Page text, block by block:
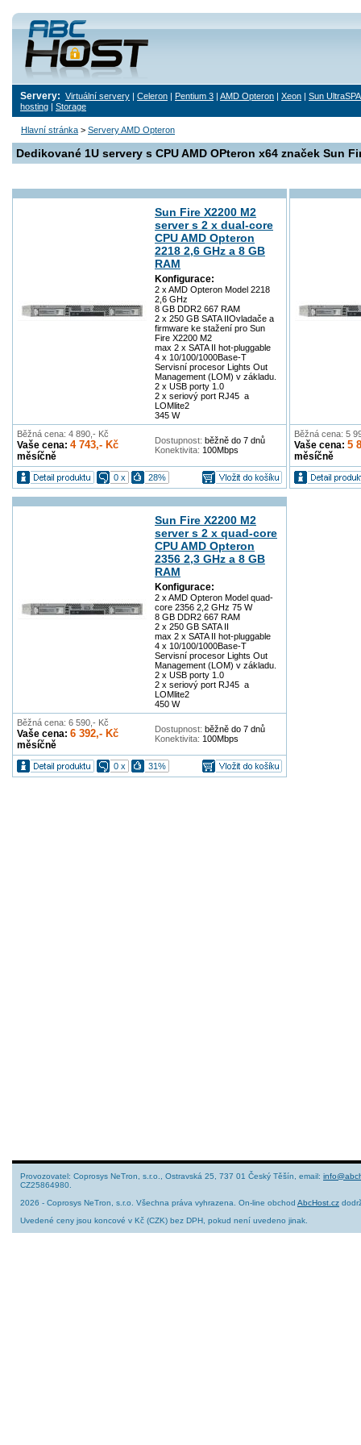
Servery: Virtuální servery | Celeron | Pentium 3 | AMD Opteron | Xeon | Sun
hosting | Storage
Hlavní stránka > Servery AMD Opteron
Dedikované 1U servery s CPU AMD OPteron x64 značek Sun
Sun Fire X2200 M2
server s 2 x dual-core
CPU AMD Opteron
2218 2,6 GHz a 8 GB
RAM
Konfigurace:
2 x AMD Opteron Model 2218
2,6 GHz
8 GB DDR2 667 RAM
2 x 250 GB SATA IIOvladače a
firmware ke stažení pro Sun
Fire X2200 M2
max 2 x SATA II hot-pluggable
4 x 10/100/1000Base-T
Servisní procesor Lights Out
Management (LOM) v základu.
2 x USB porty 1.0
2 x seriový port RJ45 a
LOMlite2
345 W
Běžná cena: 4 890,- Kč
Vaše cena: 4 743,- Kč
měsíčně
Dostupnost: běžně do 7 dnů
Konektivita: 100Mbps
Běžná cena: 5
Vaše cena: 5
měsíčně
0 x 28%
Sun Fire X2200 M2
server s 2 x quad-core
CPU AMD Opteron
2356 2,3 GHz a 8 GB
RAM
Konfigurace:
2 x AMD Opteron Model quad-
core 2356 2,2 GHz 75 W
8 GB DDR2 667 RAM
2 x 250 GB SATA II
max 2 x SATA II hot-pluggable
4 x 10/100/1000Base-T
Servisní procesor Lights Out
Management (LOM) v základu.
2 x USB porty 1.0
2 x seriový port RJ45 a
LOMlite2
450 W
Běžná cena: 6 590,- Kč
Vaše cena: 6 392,- Kč
měsíčně
Dostupnost: běžně do 7 dnů
Konektivita: 100Mbps
0 x 31%
Provozovatel: Coprosys NeTron, s.r.o., Ostravská 25, 737 01 Český Těšín, email:
CZ25864980.
2026 - Coprosys NeTron, s.r.o. Všechna práva vyhrazena. On-line obchod AbcHost.cz
Uvedené ceny jsou koncové v Kč (CZK) bez DPH, pokud není uvedeno jinak.